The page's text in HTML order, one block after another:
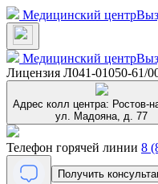
Медицинский центр
Медицинский центр
Лицензия Л041-01050-61/
Адрес колл центра: Ростов-
ул. Мадояна, д. 77
Телефон горячей линии 8
Получить